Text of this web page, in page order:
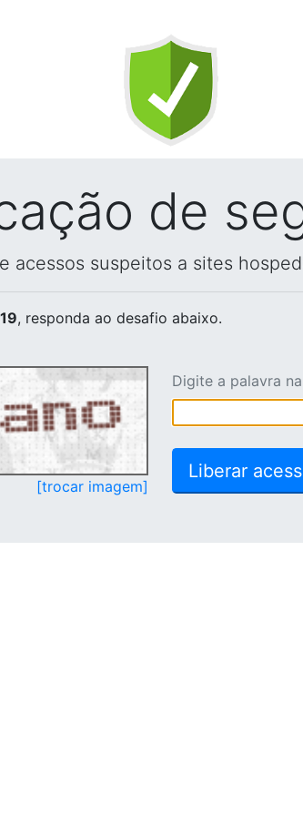
de
acessos suspeitos a sites
, responda ao desafio abaixo.
[trocar imagem]
Digite a palavra